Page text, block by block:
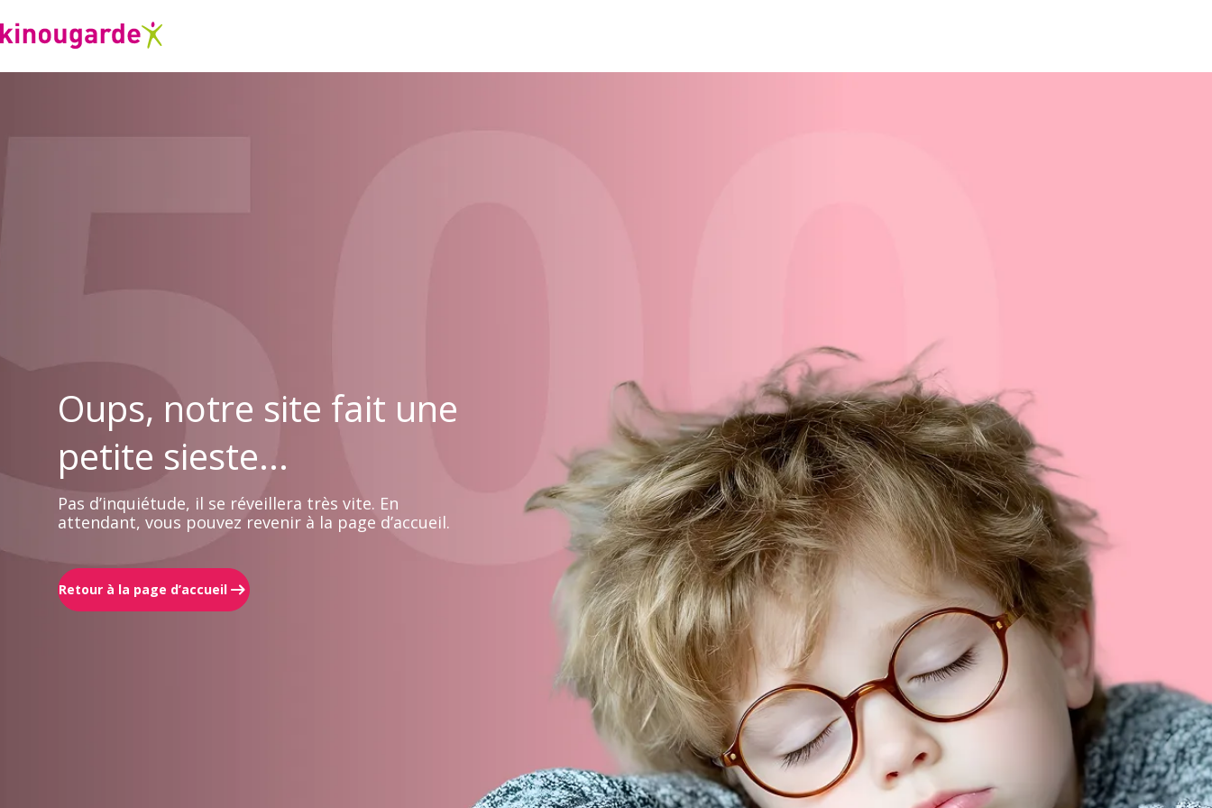
Oups, notre site fait une
petite sieste...
Pas d’inquiétude, il se réveillera très vite. En
attendant, vous pouvez revenir à la page d’accueil.
Retour à la page d’accueil